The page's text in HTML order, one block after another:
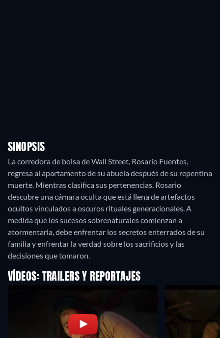
SINOPSIS
La corredora de bolsa de Wall Street, Rosario Fuentes,
regresa al apartamento de su abuela después de su repentina
muerte. Mientras clasifica sus pertenencias, Rosario
descubre una cámara oculta que está llena de artefactos
ocultos vinculados a oscuros rituales generacionales. A
medida que los sucesos sobrenaturales comienzan a
atormentarla, debe enfrentar los secretos enterrados de su
familia y enfrentar la verdad sobre los sacrificios y las
decisiones que tomaron.
VÍDEOS: TRAILERS Y REPORTAJES